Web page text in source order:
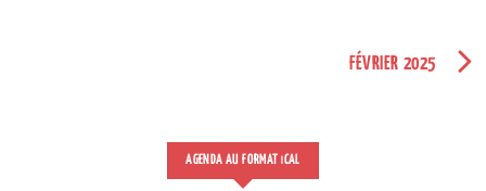
FÉVRIER 2025
AGENDA AU FORMAT CAL